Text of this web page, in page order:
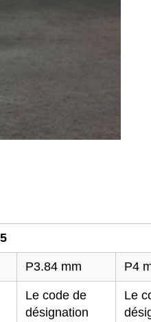
P3.84 mm P4
Le code de
désignation
Le